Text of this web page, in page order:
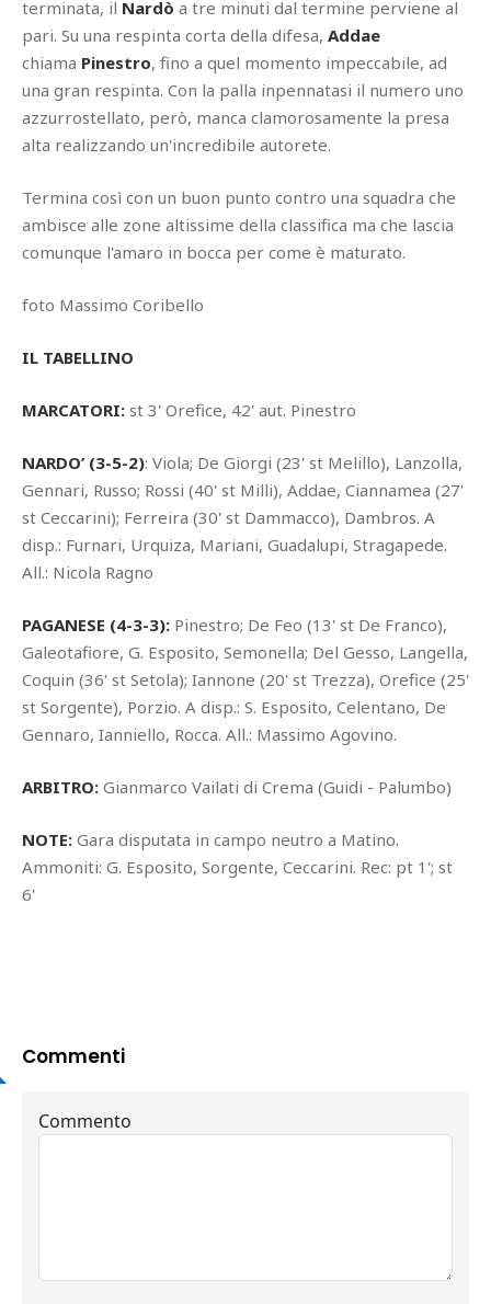
terminata, il Nardò a tre minuti dal termine perviene al
pari. Su una respinta corta della difesa, Addae
chiama Pinestro, fino a quel momento impeccabile, ad
una gran respinta. Con la palla inpennatasi il numero uno
azzurrostellato, però, manca clamorosamente la presa
alta realizzando un'incredibile autorete.
Termina così con un buon punto contro una squadra che
ambisce alle zone altissime della classifica ma che lascia
comunque l'amaro in bocca per come è maturato.
foto Massimo Coribello
IL TABELLINO
MARCATORI: st 3' Orefice, 42' aut. Pinestro
NARDO’ (3-5-2): Viola; De Giorgi (23' st Melillo), Lanzolla,
Gennari, Russo; Rossi (40' st Milli), Addae, Ciannamea (27'
st Ceccarini); Ferreira (30' st Dammacco), Dambros. A
disp.: Furnari, Urquiza, Mariani, Guadalupi, Stragapede.
All.: Nicola Ragno
PAGANESE (4-3-3): Pinestro; De Feo (13' st De Franco),
Galeotafiore, G. Esposito, Semonella; Del Gesso, Langella,
Coquin (36' st Setola); Iannone (20' st Trezza), Orefice (25'
st Sorgente), Porzio. A disp.: S. Esposito, Celentano, De
Gennaro, Ianniello, Rocca. All.: Massimo Agovino.
ARBITRO: Gianmarco Vailati di Crema (Guidi - Palumbo)
NOTE: Gara disputata in campo neutro a Matino.
Ammoniti: G. Esposito, Sorgente, Ceccarini. Rec: pt 1'; st
6'
Commenti